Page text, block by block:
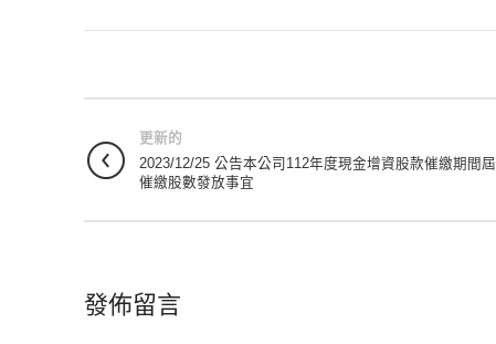
更新的
2023/12/25 公告本公司112年度現金增資股款催繳期間
催繳股數發放事宜
發佈留言